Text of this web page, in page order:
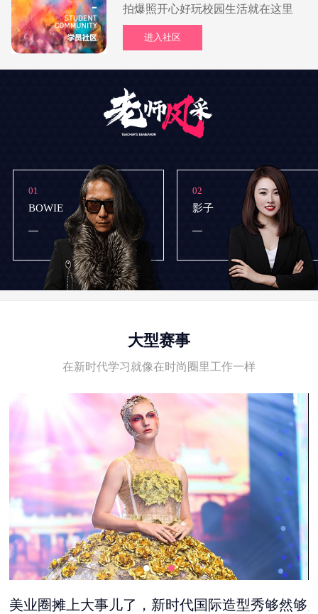
拍爆照开心好玩校园生活就在这里
进入社区
01
BOWIE
02
影子
大型赛事
在新时代学习就像在时尚圈里工作一样
美业圈摊上大事儿了，新时代国际造型秀够然够